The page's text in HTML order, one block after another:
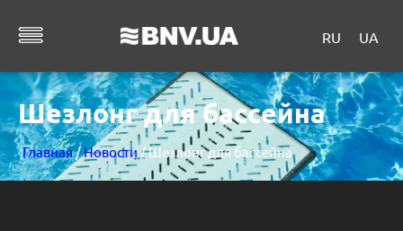
RU UA
Шезлонг для бассейна
Главная/Новости / Шезлонг для бассейна